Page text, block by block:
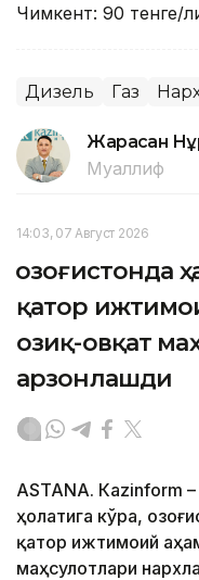
Чимкент: 90 тенге/
Дизель Газ
Жарасқан
Муаллиф
14:03, 07 Август 2026
Қозоғистонда
қатор
озиқ-овқат
арзонлашди
ASTANА. Кazinform
ҳолатига кўра,
қатор ижтимоий
маҳсулотлари